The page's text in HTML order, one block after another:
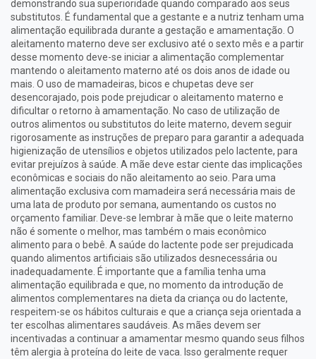
demonstrando sua superioridade quando comparado aos seus
substitutos. É fundamental que a gestante e a nutriz tenham uma
alimentação equilibrada durante a gestação e amamentação. O
aleitamento materno deve ser exclusivo até o sexto mês e a partir
desse momento deve-se iniciar a alimentação complementar
mantendo o aleitamento materno até os dois anos de idade ou
mais. O uso de mamadeiras, bicos e chupetas deve ser
desencorajado, pois pode prejudicar o aleitamento materno e
dificultar o retorno à amamentação. No caso de utilização de
outros alimentos ou substitutos do leite materno, devem seguir
rigorosamente as instruções de preparo para garantir a adequada
higienização de utensílios e objetos utilizados pelo lactente, para
evitar prejuízos à saúde. A mãe deve estar ciente das implicações
econômicas e sociais do não aleitamento ao seio. Para uma
alimentação exclusiva com mamadeira será necessária mais de
uma lata de produto por semana, aumentando os custos no
orçamento familiar. Deve-se lembrar à mãe que o leite materno
não é somente o melhor, mas também o mais econômico
alimento para o bebê. A saúde do lactente pode ser prejudicada
quando alimentos artificiais são utilizados desnecessária ou
inadequadamente. É importante que a família tenha uma
alimentação equilibrada e que, no momento da introdução de
alimentos complementares na dieta da criança ou do lactente,
respeitem-se os hábitos culturais e que a criança seja orientada a
ter escolhas alimentares saudáveis. As mães devem ser
incentivadas a continuar a amamentar mesmo quando seus filhos
têm alergia à proteína do leite de vaca. Isso geralmente requer